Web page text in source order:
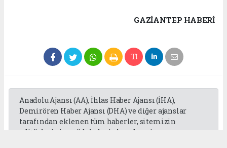
GAZIANTEP HABERİ
Anadolu Ajansı (AA), İhlas Haber Ajansı (İHA),
Demirören Haber Ajansı (DHA) ve diğer ajanslar
tarafından eklenen tüm haberler, sitemizin
editörlerinin müdahalesi olmadan ajans